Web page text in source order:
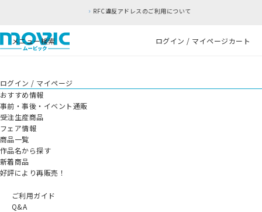
RFC違反アドレスのご利用について
メニュー検索 ログイン / マイページカート
ログイン / マイページ
おすすめ情報
事前・事後・イベント通販
受注生産商品
フェア情報
商品一覧
作品名から探す
新着商品
好評により再販売！
ご利用ガイド
Q&A